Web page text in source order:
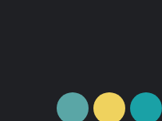
آپارات ایتا